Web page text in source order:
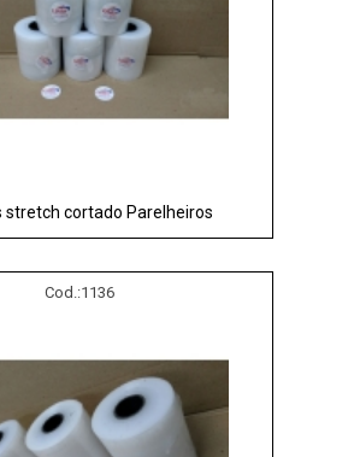
stretch cortado Parelheiros
Cod.:1136